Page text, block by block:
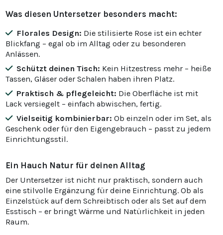
Was diesen Untersetzer besonders macht:
Florales Design: Die stilisierte Rose ist ein echter
Blickfang – egal ob im Alltag oder zu besonderen
Anlässen.
Schützt deinen Tisch: Kein Hitzestress mehr – heiße
Tassen, Gläser oder Schalen haben ihren Platz.
Praktisch & pflegeleicht: Die Oberfläche ist mit
Lack versiegelt – einfach abwischen, fertig.
Vielseitig kombinierbar: Ob einzeln oder im Set, als
Geschenk oder für den Eigengebrauch – passt zu jedem
Einrichtungsstil.
Ein Hauch Natur für deinen Alltag
Der Untersetzer ist nicht nur praktisch, sondern auch
eine stilvolle Ergänzung für deine Einrichtung. Ob als
Einzelstück auf dem Schreibtisch oder als Set auf dem
Esstisch – er bringt Wärme und Natürlichkeit in jeden
Raum.